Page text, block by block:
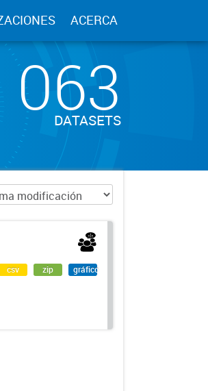
ACERCA
063
DATASETS
csv zip gráfico